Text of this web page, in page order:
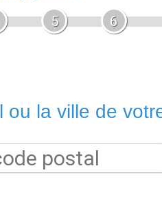
5 6
ou la ville de